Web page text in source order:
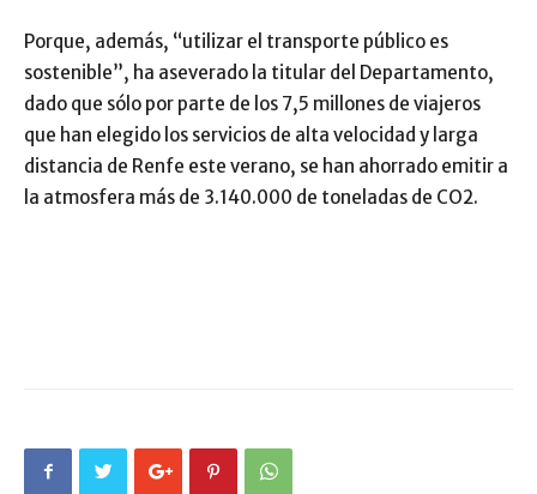
Porque, además, “utilizar el transporte público es
sostenible”, ha aseverado la titular del Departamento,
dado que sólo por parte de los 7,5 millones de viajeros
que han elegido los servicios de alta velocidad y larga
distancia de Renfe este verano, se han ahorrado emitir a
la atmosfera más de 3.140.000 de toneladas de CO2.